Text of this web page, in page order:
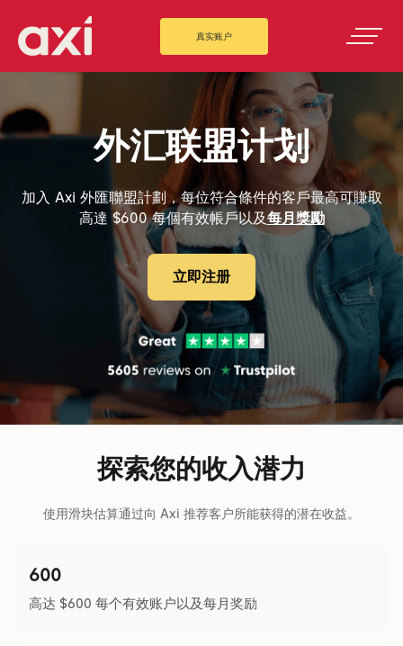
真实账户
外汇联盟计划
加入 Axi 外匯聯盟計劃，每位符合條件的客戶最高可賺取
高達 $600 每個有效帳戶以及每月獎勵
立即注册
探索您的收入潜力
使用滑块估算通过向 Axi 推荐客户所能获得的潜在收益。
600
高达 $600 每个有效账户以及每月奖励